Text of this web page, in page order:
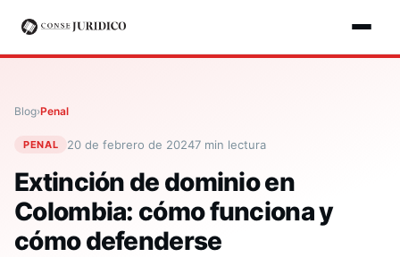
Blog›Penal
PENAL 20 de febrero de 20247 min lectura
Extinción de dominio en
Colombia: cómo funciona y
cómo defenderse